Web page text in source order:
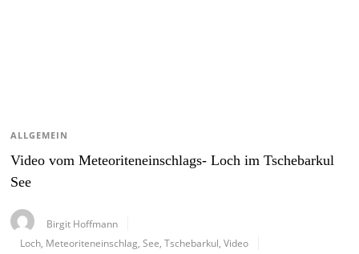
ALLGEMEIN
Video vom Meteoriteneinschlags- Loch im Tschebarkul
See
Birgit Hoffmann
Loch Meteoriteneinschlag ,See ,Tschebarkul ,Video